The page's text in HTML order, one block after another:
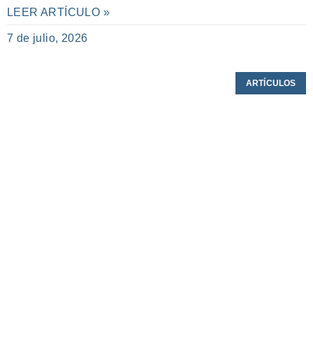
LEER ARTÍCULO »
7 de julio, 2026
ARTÍCULOS